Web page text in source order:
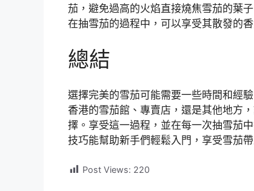
茄，避免過高的火焰直接燒焦雪茄的葉
在抽雪茄的過程中，可以享受其散發的
總結
選擇完美的雪茄可能需要一些時間和經
香港的雪茄館、專賣店，還是其他地方
擇。享受這一過程，並在每一次抽雪茄
技巧能幫助新手們輕鬆入門，享受雪茄
Post Views: 220